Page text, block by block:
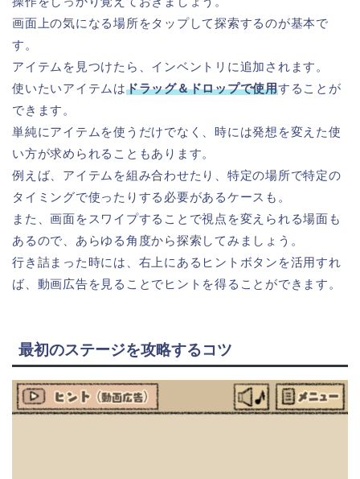
画面上の気になる場所をタップして探索するのが基本で
す。
アイテムを見つけたら、インベントリに追加されます。
使いたいアイテムはドラッグ＆ドロップで使用することが
できます。
単純にアイテムを使うだけでなく、時には発想を変えた使
い方が求められることもあります。
例えば、アイテムを組み合わせたり、特定の場所で特定の
タイミングで使ったりする必要があるケースも。
また、画面をスワイプすることで視点を変えられる場面も
あるので、あらゆる角度から探索してみましょう。
行き詰まった時には、右上にあるヒントボタンを活用すれ
ば、動画広告を見ることでヒントを得ることができます。
最初のステージを攻略するコツ